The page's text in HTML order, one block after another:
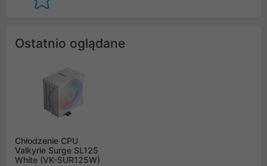
Ostatnio oglądane
Chłodzenie CPU
Valkyrie Surge SL125
White (VK-SUR125W)